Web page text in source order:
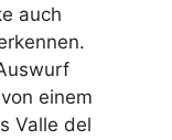
auch
einem
Valle del